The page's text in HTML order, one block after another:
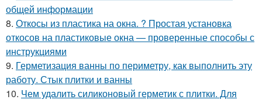
общей информации
8. Откосы из пластика на окна. ? Простая установка
откосов на пластиковые окна — проверенные способы с
инструкциями
9. Герметизация ванны по периметру, как выполнить эту
работу. Стык плитки и ванны
10. Чем удалить силиконовый герметик с плитки. Для